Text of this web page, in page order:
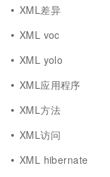
XML差异
XML voc
XML yolo
XML应用程序
XML方法
XML访问
XML hibernate